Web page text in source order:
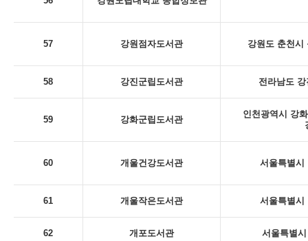
57 강원점자도서관 강원도 춘천시
58 강진군립도서관 전라남도
59 강화군립도서관
인천광역시 강
60 개울건강도서관 서울특별시
61 개울작은도서관 서울특별시
62 개포도서관 서울특별